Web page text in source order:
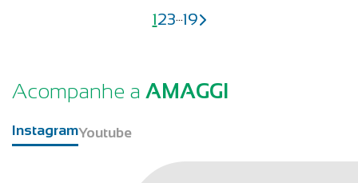
123…19
Acompanhe a AMAGGI
InstagramYoutube